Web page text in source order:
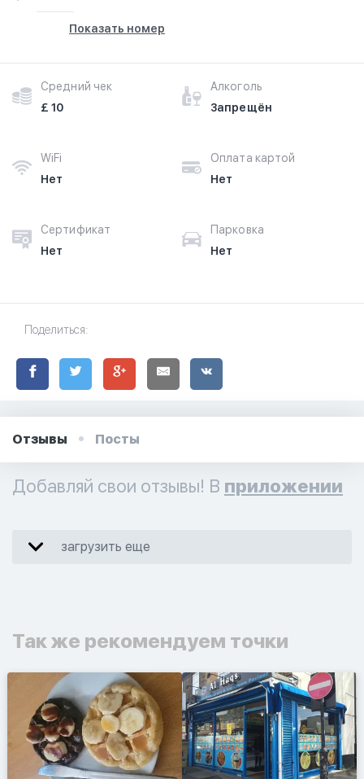
Показать номер
Средний чек
£ 10
Алкоголь
Запрещён
WiFi
Нет
Оплата картой
Нет
Сертификат
Нет
Парковка
Нет
Поделиться:
Отзывы Посты
Добавляй свои отзывы! В приложении
загрузить еще
Так же рекомендуем точки